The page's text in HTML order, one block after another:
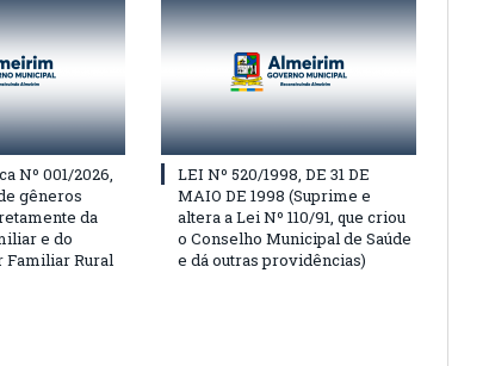
Nº 001/2026,
gêneros
da
e do
Rural
LEI Nº 520/1998, DE 31 DE
MAIO DE 1998 (Suprime e
altera a Lei Nº 110/91, que criou
o Conselho Municipal de Saúde
e dá outras providências)